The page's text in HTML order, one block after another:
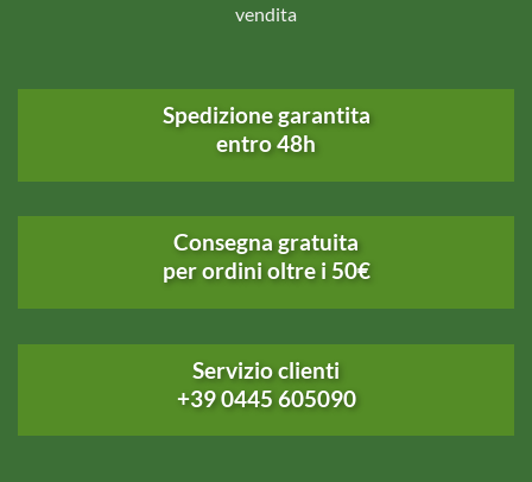
vendita
Spedizione garantita
entro 48h
Consegna gratuita
per ordini oltre i 50€
Servizio clienti
+39 0445 605090